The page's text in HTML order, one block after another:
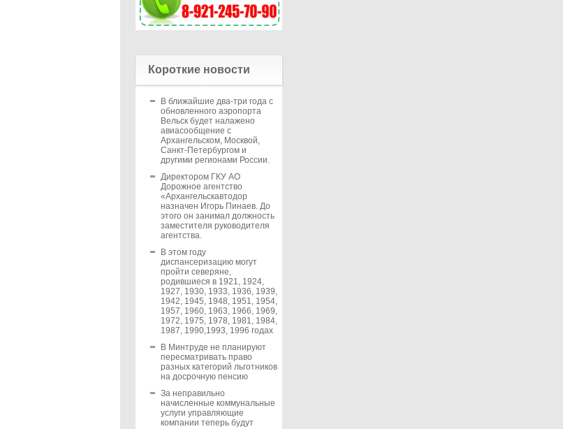
Короткие новости
В ближайшие два-три года с
обновленного аэропорта
Вельск будет налажено
авиасообщение с
Архангельском, Москвой,
Санкт-Петербургом и
другими регионами России.
Директором ГКУ АО
Дорожное агентство
«Архангельскавтодор
назначен Игорь Пинаев. До
этого он занимал должность
заместителя руководителя
агентства.
В этом году
диспансеризацию могут
пройти северяне,
родившиеся в 1921, 1924,
1927, 1930, 1933, 1936, 1939,
1942, 1945, 1948, 1951, 1954,
1957, 1960, 1963, 1966, 1969,
1972, 1975, 1978, 1981, 1984,
1987, 1990,1993, 1996 годах
В Минтруде не планируют
пересматривать право
разных категорий льготников
на досрочную пенсию
За неправильно
начисленные коммунальные
услуги управляющие
компании теперь будут